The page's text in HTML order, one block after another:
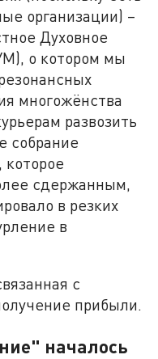
организации) –
Духовное
о котором мы
многожёнства
развозить
собрание
сдержанным,
в резких
в
с
прибыли.
началось